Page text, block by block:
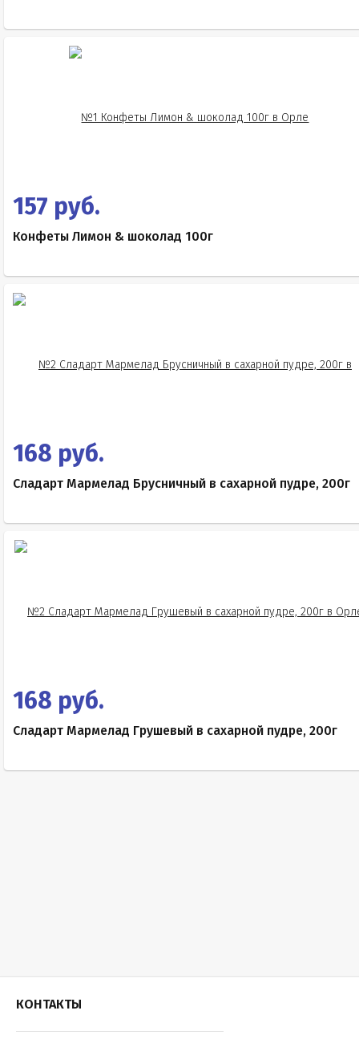
157 руб.
Конфеты Лимон & шоколад 100г
168 руб.
Сладарт Мармелад Брусничный в сахарной пудре, 200г
168 руб.
Сладарт Мармелад Грушевый в сахарной пудре, 200г
КОНТАКТЫ